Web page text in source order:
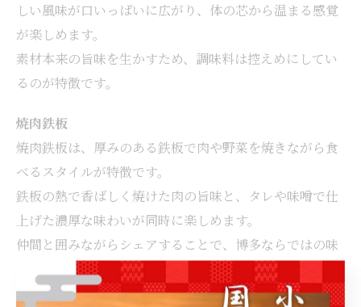
しい風味が口いっぱいに広がり、体の芯から温まる感覚
が楽しめます。
素材本来の旨味を生かすため、調味料は控えめにしてい
るのが特徴です。
焼肉鉄板
焼肉鉄板は、厚みのある鉄板で肉や野菜を焼きながら食
べるスタイルが特徴です。
鉄板の熱で香ばしく焼けた肉の旨味と、タレや味噌で仕
上げた濃厚な味わいが同時に楽しめます。
仲間と囲みながらシェアすることで、博多ならではの味
わいを心ゆくまで味わえるでしょう。